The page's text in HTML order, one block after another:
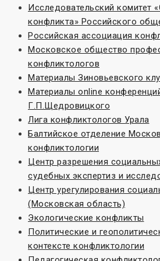
Исследовательский комитет
конфликта» Российского
Российская ассоциация
Московское общество
конфликтологов
Материалы Зиновьевского
Материалы online
Г.П.Щедровицкого
Лига конфликтологов Урала
Балтийское отделение
конфликтологии
Центр разрешения
судебных экспертиз и
Центр урегулирования
(Московская область)
Экологические конфликты
Политические и
контексте конфликтологии